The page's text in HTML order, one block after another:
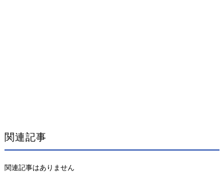
関連記事
関連記事はありません